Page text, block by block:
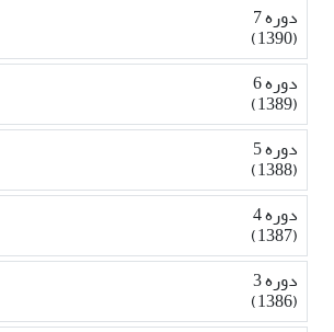
دوره 7
(1390)
دوره 6
(1389)
دوره 5
(1388)
دوره 4
(1387)
دوره 3
(1386)